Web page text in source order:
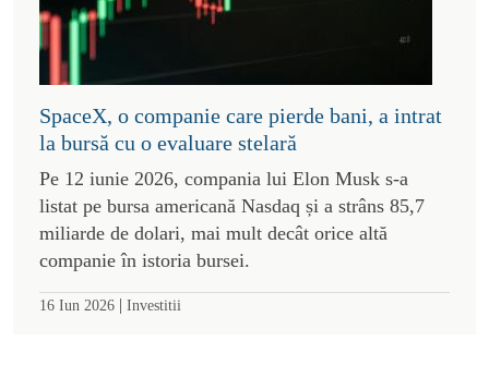
SpaceX, o companie care pierde bani, a intrat
la bursă cu o evaluare stelară
Pe 12 iunie 2026, compania lui Elon Musk s-a
listat pe bursa americană Nasdaq și a strâns 85,7
miliarde de dolari, mai mult decât orice altă
companie în istoria bursei.
16 Iun 2026 | Investitii